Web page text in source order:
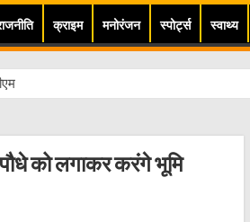
क्राइम मनोरंजन स्पोर्ट्स स्वाथ्य
से लगाई गुहार
को लगाकर करंगे भूमि